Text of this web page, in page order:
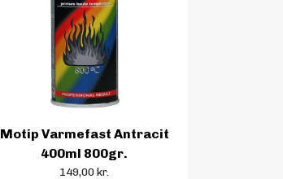
Motip Varmefast Antracit
400ml 800gr.
149,00 kr.